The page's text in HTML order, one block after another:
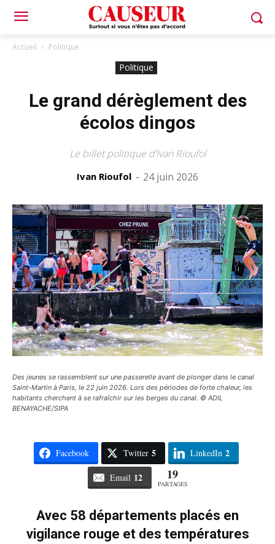
Accueil Politique
Politique
Le grand dérèglement des
écolos dingos
Le billet politique d’Ivan Rioufol
Ivan Rioufol - 24 juin 2026
Des jeunes se rassemblent sur une passerelle avant de plonger dans le canal
Saint-Martin à Paris, le 22 juin 2026. Lors des périodes de forte chaleur, les
habitants cherchent à se rafraîchir sur les berges du canal. © ADIL
BENAYACHE/SIPA
Facebook Twitter 5 LinkedIn 2
Email 12 19
PARTAGES
Avec 58 départements placés en
vigilance rouge et des températures